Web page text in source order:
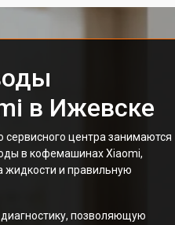
в Ижевске
центра занимаются
в кофемашинах Xiaomi,
жидкости и правильную
позволяющую